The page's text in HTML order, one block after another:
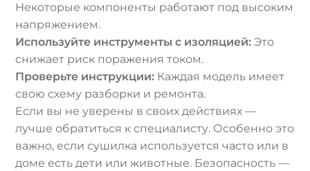
Некоторые компоненты работают под высоким
напряжением.
Используйте инструменты с изоляцией: Это
снижает риск поражения током.
Проверьте инструкции: Каждая модель имеет
свою схему разборки и ремонта.
Если вы не уверены в своих действиях —
лучше обратиться к специалисту. Особенно это
важно, если сушилка используется часто или в
доме есть дети или животные. Безопасность —